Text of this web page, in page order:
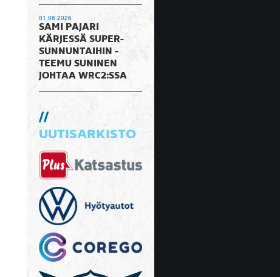
01.08.2026
SAMI PAJARI
KÄRJESSÄ SUPER-
SUNNUNTAIHIN -
TEEMU SUNINEN
JOHTAA WRC2:SSA
UUTISARKISTO